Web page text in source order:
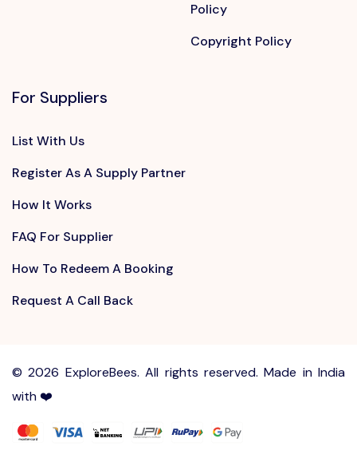
Sayhello@ExploreBees.com
Policy
Copyright Policy
For Suppliers
List With Us
Register As A Supply Partner
How It Works
FAQ For Supplier
How To Redeem A Booking
Request A Call Back
©2026 ExploreBees. All rights reserved. Made in India
with ❤️